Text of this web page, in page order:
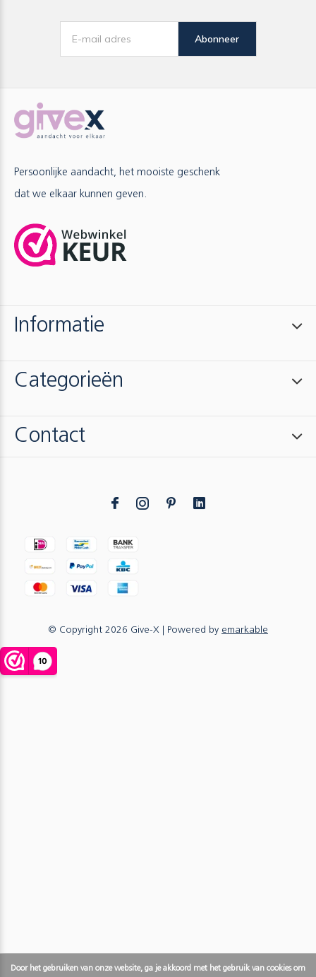
Abonneer
Persoonlijke aandacht, het mooiste geschenk
dat we elkaar kunnen geven.
Informatie
Categorieën
Contact
© Copyright 2026 Give-X | Powered by emarkable
Door het gebruiken van onze website, ga je akkoord met het gebruik van cookies om